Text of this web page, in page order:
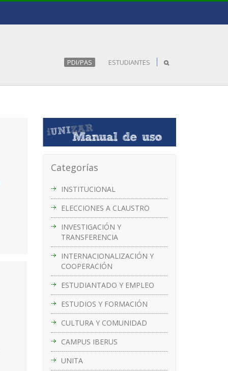
PDI/PAS ESTUDIANTES
Categorías
INSTITUCIONAL
ELECCIONES A CLAUSTRO
INVESTIGACIÓN Y
TRANSFERENCIA
INTERNACIONALIZACIÓN Y
COOPERACIÓN
ESTUDIANTADO Y EMPLEO
ESTUDIOS Y FORMACIÓN
CULTURA Y COMUNIDAD
CAMPUS IBERUS
UNITA